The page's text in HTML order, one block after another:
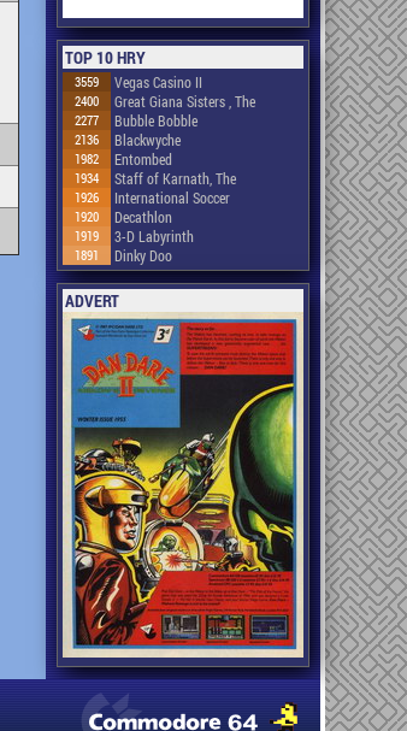
TOP 10 HRY
3559 Vegas Casino II
2400 Great Giana Sisters , The
2277 Bubble Bobble
2136 Blackwyche
1982 Entombed
1934 Staff of Karnath, The
1926 International Soccer
1920 Decathlon
1919 3-D Labyrinth
1891 Dinky Doo
ADVERT